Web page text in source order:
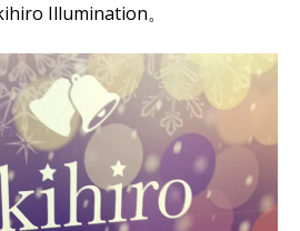
Illumination。